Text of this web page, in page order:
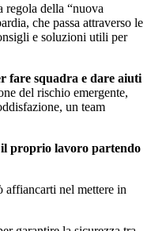
della “nuova
che passa attraverso le
e soluzioni utili per
fare squadra e dare aiuti
del rischio emergente,
un team
proprio lavoro partendo
nel mettere in